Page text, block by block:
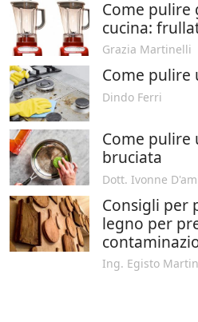
Come pulire
cucina:
Grazia Martinelli
Come pulire
Dindo Ferri
Come pulire
bruciata
Dott. Ivonne
Consigli per
legno per
Ing. Egisto